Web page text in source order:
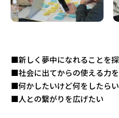
■新しく夢中になれることを探
■社会に出てからの使える力
■何かしたいけど何をしたら
■人との繋がりを広げたい